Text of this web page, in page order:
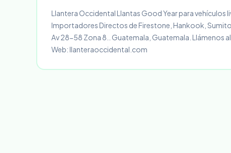
Llantera Occidental Llantas Good Year para
Importadores Directos de Firestone, Hankook,
Av 28-58 Zona 8.. Guatemala, Guatemala. Llámenos
Web: llanteraoccidental.com